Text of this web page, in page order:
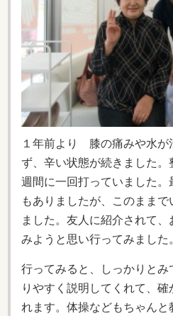
１年前より 膝の痛みや水が
ず、辛い状態が続きました。
週間に一回打っていました
もありましたが、このまま
ました。友人に紹介されて
みようと思い行ってみました
行ってみると、しっかりと
りやすく説明してくれて、確
れます。体操などもちゃん